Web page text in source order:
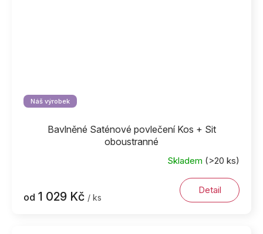
Náš výrobek
Bavlněné Saténové povlečení Kos + Sit
oboustranné
Skladem (>20 ks)
od 1 029 Kč / ks
Detail